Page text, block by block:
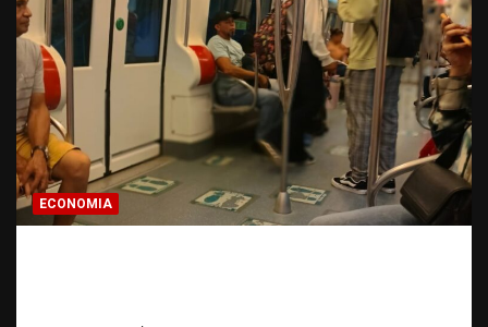
ECONOMIA